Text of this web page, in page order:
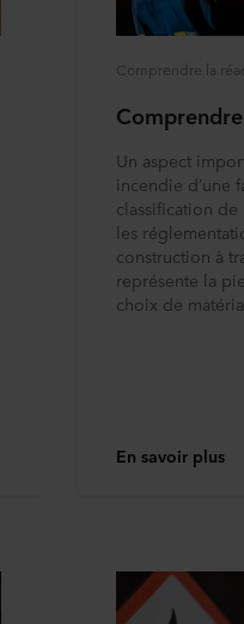
Comprendre la
Un aspect
incendie d’une
classification de
les
construction à
représente la
choix de
En savoir plus